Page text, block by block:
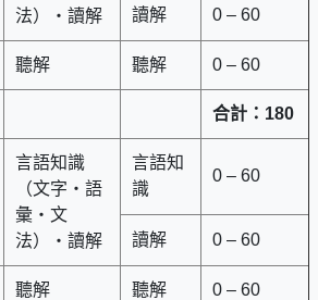
法）・讀解
讀解 0 – 60
聽解 聽解 0 – 60
合計： 180
言語知識
（文字・語
彙・文
法）・讀解
言語知
識
0 – 60
讀解 0 – 60
聽解 聽解 0 – 60